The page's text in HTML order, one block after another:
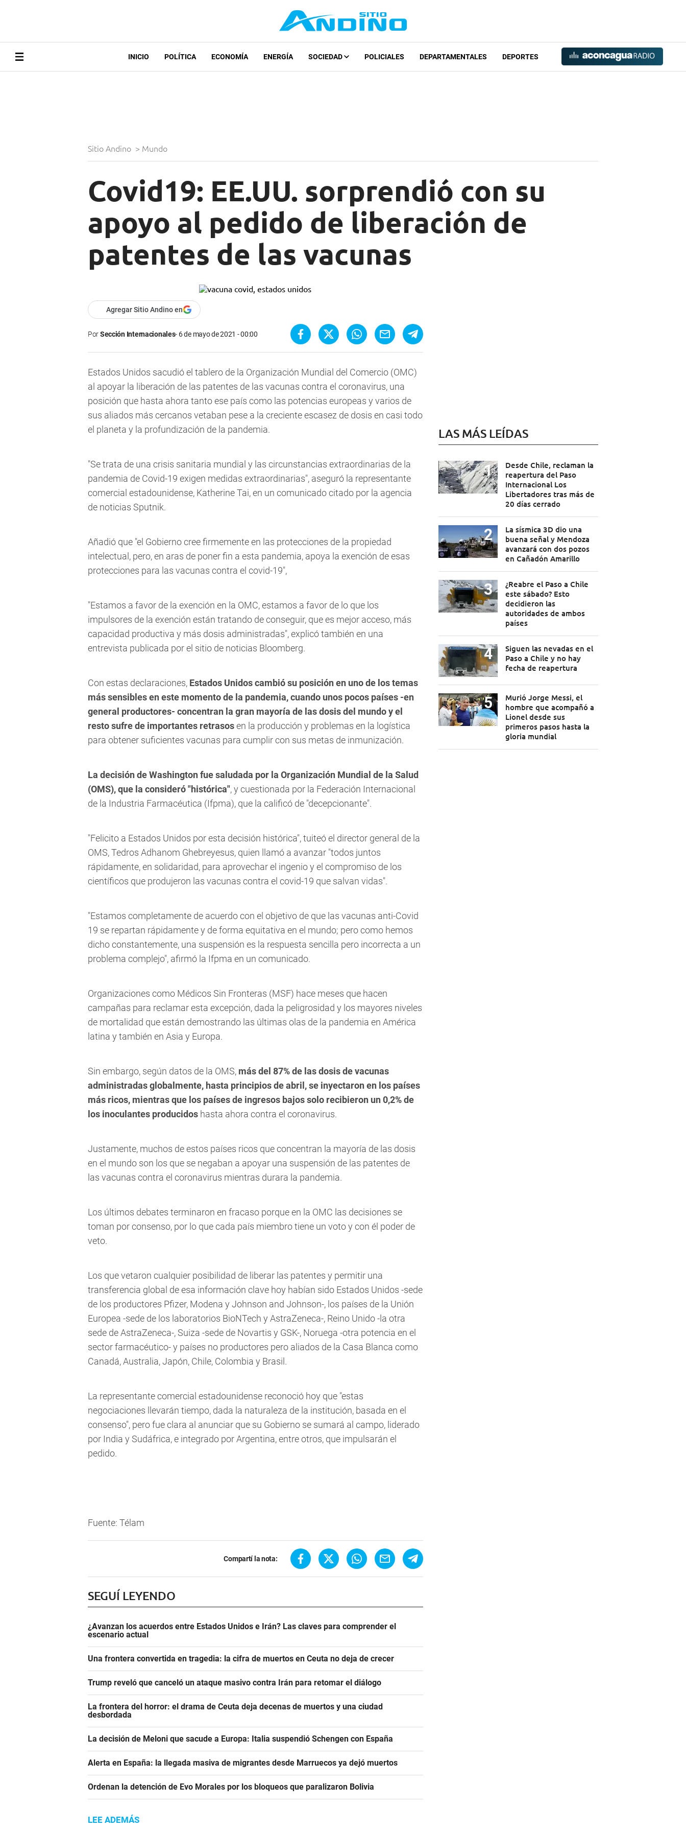
INICIO POLÍTICA ECONOMÍA ENERGÍA SOCIEDAD POLICIALES DEPARTAMENTALES DEPORTES
Sitio Andino > Mundo
Covid19: EE.UU. sorprendió con su
apoyo al pedido de liberación de
patentes de las vacunas
Agregar Sitio Andino en
PorSección Internacionales 6 de mayo de 2021 - 00:00
Estados Unidos sacudió el tablero de la Organización Mundial del Comercio (OMC)
al apoyar la liberación de las patentes de las vacunas contra el coronavirus, una
posición que hasta ahora tanto ese país como las potencias europeas y varios de
sus aliados más cercanos vetaban pese a la creciente escasez de dosis en casi todo
el planeta y la profundización de la pandemia.
"Se trata de una crisis sanitaria mundial y las circunstancias extraordinarias de la
pandemia de Covid-19 exigen medidas extraordinarias", aseguró la representante
comercial estadounidense, Katherine Tai, en un comunicado citado por la agencia
de noticias Sputnik.
Añadió que "el Gobierno cree firmemente en las protecciones de la propiedad
intelectual, pero, en aras de poner fin a esta pandemia, apoya la exención de esas
protecciones para las vacunas contra el covid-19",
"Estamos a favor de la exención en la OMC, estamos a favor de lo que los
impulsores de la exención están tratando de conseguir, que es mejor acceso, más
capacidad productiva y más dosis administradas", explicó también en una
entrevista publicada por el sitio de noticias Bloomberg.
Con estas declaraciones, Estados Unidos cambió su posición en uno de los temas
más sensibles en este momento de la pandemia, cuando unos pocos países -en
general productores- concentran la gran mayoría de las dosis del mundo y el
resto sufre de importantes retrasosen la producción y problemas en la logística
para obtener suficientes vacunas para cumplir con sus metas de inmunización.
La decisión de Washington fue saludada por la Organización Mundial de la Salud
(OMS), que la consideró "histórica", y cuestionada por la Federación Internacional
de la Industria Farmacéutica (Ifpma), que la calificó de "decepcionante".
"Felicito a Estados Unidos por esta decisión histórica", tuiteó el director general de la
OMS, Tedros Adhanom Ghebreyesus, quien llamó a avanzar "todos juntos
rápidamente, en solidaridad, para aprovechar el ingenio y el compromiso de los
científicos que produjeron las vacunas contra el covid-19 que salvan vidas".
"Estamos completamente de acuerdo con el objetivo de que las vacunas anti-Covid
19 se repartan rápidamente y de forma equitativa en el mundo; pero como hemos
dicho constantemente, una suspensión es la respuesta sencilla pero incorrecta a un
problema complejo", afirmó la Ifpma en un comunicado.
Organizaciones como Médicos Sin Fronteras (MSF) hace meses que hacen
campañas para reclamar esta excepción, dada la peligrosidad y los mayores niveles
de mortalidad que están demostrando las últimas olas de la pandemia en América
latina y también en Asia y Europa.
Sin embargo, según datos de la OMS, más del 87% de las dosis de vacunas
administradas globalmente, hasta principios de abril, se inyectaron en los países
más ricos, mientras que los países de ingresos bajos solo recibieron un 0,2% de
los inoculantes producidos hasta ahora contra el coronavirus.
Justamente, muchos de estos países ricos que concentran la mayoría de las dosis
en el mundo son los que se negaban a apoyar una suspensión de las patentes de
las vacunas contra el coronavirus mientras durara la pandemia.
Los últimos debates terminaron en fracaso porque en la OMC las decisiones se
toman por consenso, por lo que cada país miembro tiene un voto y con él poder de
veto.
Los que vetaron cualquier posibilidad de liberar las patentes y permitir una
transferencia global de esa información clave hoy habían sido Estados Unidos -sede
de los productores Pfizer, Modena y Johnson and Johnson-, los países de la Unión
Europea -sede de los laboratorios BioNTech y AstraZeneca-, Reino Unido -la otra
sede de AstraZeneca-, Suiza -sede de Novartis y GSK-, Noruega -otra potencia en el
sector farmacéutico- y países no productores pero aliados de la Casa Blanca como
Canadá, Australia, Japón, Chile, Colombia y Brasil.
La representante comercial estadounidense reconoció hoy que "estas
negociaciones llevarán tiempo, dada la naturaleza de la institución, basada en el
consenso", pero fue clara al anunciar que su Gobierno se sumará al campo, liderado
por India y Sudáfrica, e integrado por Argentina, entre otros, que impulsarán el
pedido.
Fuente: Télam
Compartí la nota:
SEGUÍ LEYENDO
¿Avanzan los acuerdos entre Estados Unidos e Irán? Las claves para comprender el
escenario actual
Una frontera convertida en tragedia: la cifra de muertos en Ceuta no deja de crecer
Trump reveló que canceló un ataque masivo contra Irán para retomar el diálogo
La frontera del horror: el drama de Ceuta deja decenas de muertos y una ciudad
desbordada
La decisión de Meloni que sacude a Europa: Italia suspendió Schengen con España
Alerta en España: la llegada masiva de migrantes desde Marruecos ya dejó muertos
Ordenan la detención de Evo Morales por los bloqueos que paralizaron Bolivia
LEE ADEMÁS
LAS MÁS LEÍDAS
Desde Chile, reclaman la
reapertura del Paso
Internacional Los
Libertadores tras más de
20 días cerrado
La sísmica 3D dio una
buena señal y Mendoza
avanzará con dos pozos
en Cañadón Amarillo
¿Reabre el Paso a Chile
este sábado? Esto
decidieron las
autoridades de ambos
países
Siguen las nevadas en el
Paso a Chile y no hay
fecha de reapertura
Murió Jorge Messi, el
hombre que acompañó a
Lionel desde sus
primeros pasos hasta la
gloria mundial